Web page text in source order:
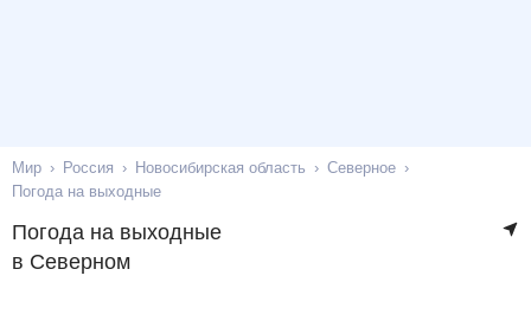
Мир Россия Новосибирская область
Северное
Погода на выходные
Погода на выходные
в Северном